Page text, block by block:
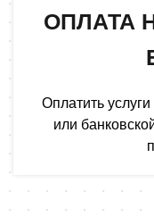
ОПЛАТА
Оплатить
или